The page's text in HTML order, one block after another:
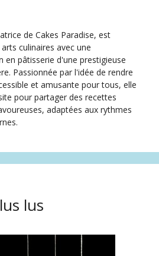
de Cakes Paradise, est
culinaires avec une
en pâtisserie d'une prestigieuse
Passionnée par l'idée de rendre
et amusante pour tous, elle
pour partager des recettes
adaptées aux rythmes
lus